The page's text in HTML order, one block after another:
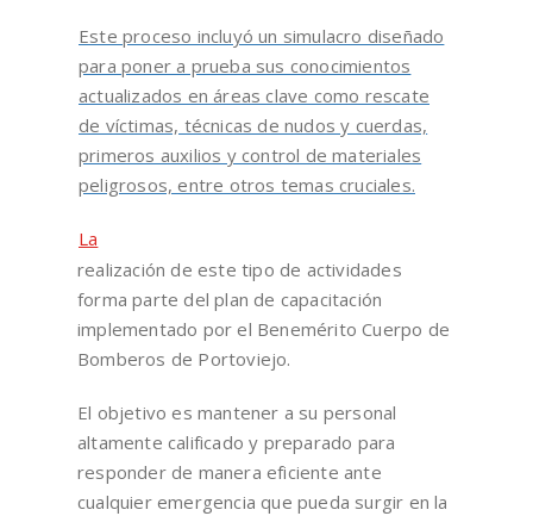
Este proceso incluyó un simulacro diseñado
para poner a prueba sus conocimientos
actualizados en áreas clave como rescate
de víctimas, técnicas de nudos y cuerdas,
primeros auxilios y control de materiales
peligrosos, entre otros temas cruciales.
La
realización de este tipo de actividades
forma parte del plan de capacitación
implementado por el Benemérito Cuerpo de
Bomberos de Portoviejo.
El objetivo es mantener a su personal
altamente calificado y preparado para
responder de manera eficiente ante
cualquier emergencia que pueda surgir en la